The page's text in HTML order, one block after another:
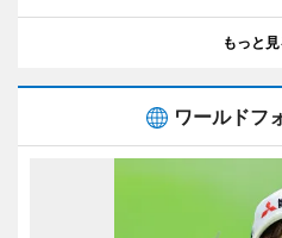
もっと見
ワールドフ